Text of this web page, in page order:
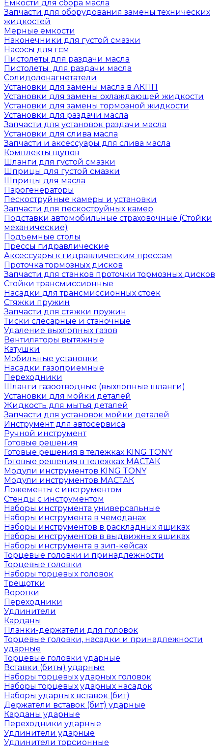
Емкости для сбора масла
Запчасти для оборудования замены технических
жидкостей
Мерные емкости
Наконечники для густой смазки
Насосы для гсм
Пистолеты для раздачи масла
Пистолеты для раздачи масла
Солидолонагнетатели
Установки для замены масла в АКПП
Установки для замены охлаждающей жидкости
Установки для замены тормозной жидкости
Установки для раздачи масла
Запчасти для установок раздачи масла
Установки для слива масла
Запчасти и аксессуары для слива масла
Комплекты щупов
Шланги для густой смазки
Шприцы для густой смазки
Шприцы для масла
Парогенераторы
Пескоструйные камеры и установки
Запчасти для пескоструйных камер
Подставки автомобильные страховочные (Стойки
механические)
Подъемные столы
Прессы гидравлические
Аксессуары к гидравлическим прессам
Проточка тормозных дисков
Запчасти для станков проточки тормозных дисков
Стойки трансмиссионные
Насадки для трансмиссионных стоек
Стяжки пружин
Запчасти для стяжки пружин
Тиски слесарные и станочные
Удаление выхлопных газов
Вентиляторы вытяжные
Катушки
Мобильные установки
Насадки газоприемные
Переходники
Шланги газоотводные (выхлопные шланги)
Установки для мойки деталей
Жидкость для мытья деталей
Запчасти для установок мойки деталей
Инструмент для автосервиса
Ручной инструмент
Готовые решения
Готовые решения в тележках KING TONY
Готовые решения в тележках МАСТАК
Модули инструментов KING TONY
Модули инструментов МАСТАК
Ложементы с инструментом
Стенды с инструментом
Наборы инструмента универсальные
Наборы инструмента в чемоданах
Наборы инструментов в раскладных ящиках
Наборы инструментов в выдвижных ящиках
Наборы инструмента в зип-кейсах
Торцевые головки и принадлежности
Торцевые головки
Наборы торцевых головок
Трещотки
Воротки
Переходники
Удлинители
Карданы
Планки-держатели для головок
Торцевые головки, насадки и принадлежности
ударные
Торцевые головки ударные
Вставки (биты) ударные
Наборы торцевых ударных головок
Наборы торцевых ударных насадок
Наборы ударных вставок (бит)
Держатели вставок (бит) ударные
Карданы ударные
Переходники ударные
Удлинители ударные
Удлинители торсионные